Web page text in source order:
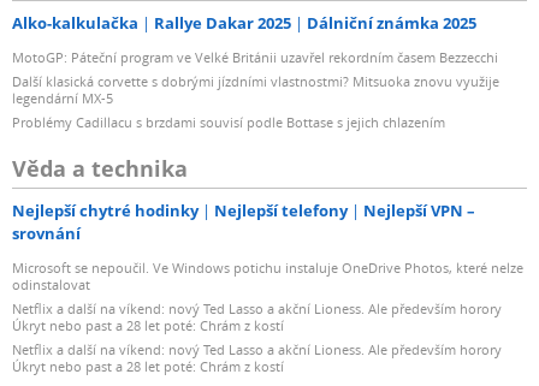
Alko-kalkulačka Rallye Dakar 2025 Dálniční známka 2025
MotoGP: Páteční program ve Velké Británii uzavřel rekordním časem Bezzecchi
Další klasická corvette s dobrými jízdními vlastnostmi? Mitsuoka znovu využije
legendární MX-5
Problémy Cadillacu s brzdami souvisí podle Bottase s jejich chlazením
Věda a technika
Nejlepší chytré hodinky Nejlepší telefony
Nejlepší VPN –
srovnání
Microsoft se nepoučil. Ve Windows potichu instaluje OneDrive Photos, které nelze
odinstalovat
Netflix a další na víkend: nový Ted Lasso a akční Lioness. Ale především horory
Úkryt nebo past a 28 let poté: Chrám z kostí
Netflix a další na víkend: nový Ted Lasso a akční Lioness. Ale především horory
Úkryt nebo past a 28 let poté: Chrám z kostí